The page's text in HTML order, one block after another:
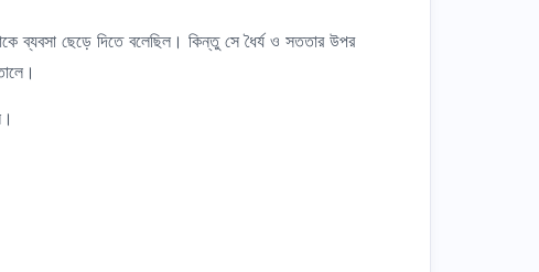
ব্যবসা ছেড়ে দিতে বলেছিল। কিন্তু সে ধৈর্য ও সততার উপর